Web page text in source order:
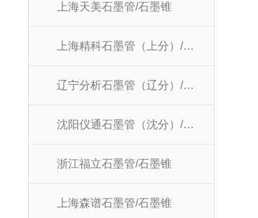
上海天美石墨管/石墨锥
上海精科石墨管（上分）/石墨锥
辽宁分析石墨管（辽分）/石墨锥
沈阳仪通石墨管（沈分）/石墨锥
浙江福立石墨管/石墨锥
上海森谱石墨管/石墨锥